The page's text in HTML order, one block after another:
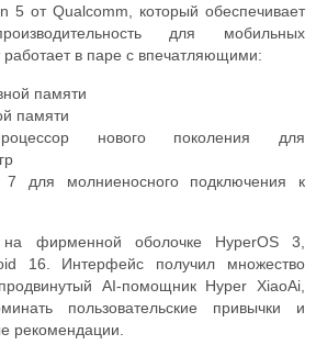
5 от Qualcomm, который обеспечивает
для мобильных
работает в паре с впечатляющими:
памяти
памяти
нового поколения для
7 для молниеносного подключения к
фирменной оболочке HyperOS 3,
16. Интерфейс получил множество
AI-помощник Hyper XiaoAi,
пользовательские привычки и
рекомендации.